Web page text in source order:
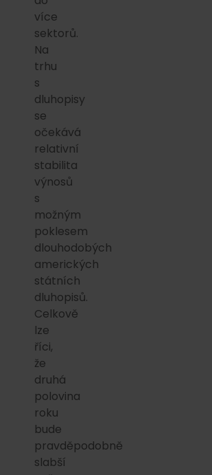
více
sektorů.
Na
trhu
s
dluhopisy
se
očekává
relativní
stabilita
výnosů
s
možným
poklesem
dlouhodobých
amerických
státních
dluhopisů.
Celkově
lze
říci,
že
druhá
polovina
roku
bude
pravděpodobně
slabší